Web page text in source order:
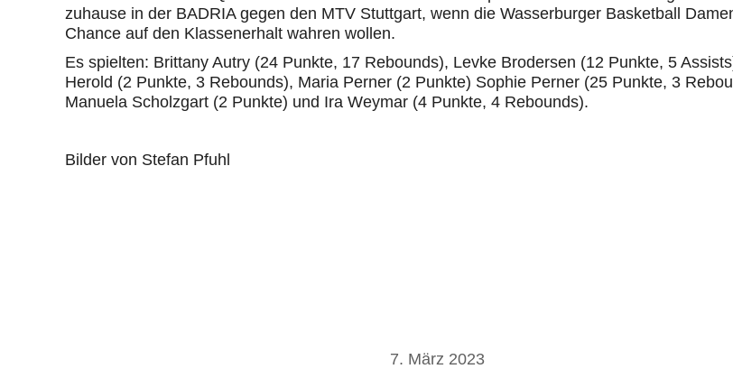
zuhause in der BADRIA gegen den MTV Stuttgart, wenn die Wasserburger Basketball
Chance auf den Klassenerhalt wahren wollen.
Es spielten: Brittany Autry (24 Punkte, 17 Rebounds), Levke Brodersen (12 Punkte, 5
Herold (2 Punkte, 3 Rebounds), Maria Perner (2 Punkte) Sophie Perner (25 Punkte, 3
Manuela Scholzgart (2 Punkte) und Ira Weymar (4 Punkte, 4 Rebounds).
Bilder von Stefan Pfuhl
7. März 2023